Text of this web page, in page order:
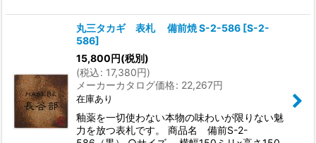
丸三タカギ 表札 備前焼 S-2-586 [S-2-
586]
15,800円(税別)
(税込: 17,380円)
メーカーカタログ価格: 22,267円
在庫あり
釉薬を一切使わない本物の味わいが限りない魅
力を放つ表札です。 商品名 備前S-2-